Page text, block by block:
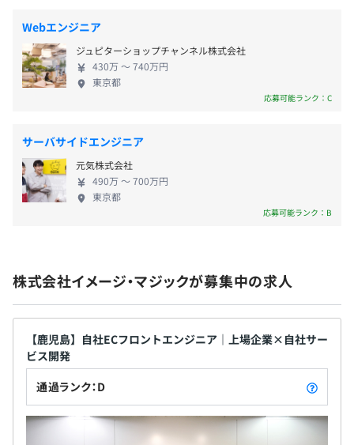
スタマサポートまですべての悩みを解決するFulfillment
サービス。
コロナ禍にも負けない「強い物販」を実現します。
https://imagemagic.jp/encoma/
〜誰でも無料で開設・購入できるアパレルショップECサ
イト〜
無料で誰でもデザイナーズアパレルショップが作れる通販
プラットフォーム。
注文をお受けしてから生地への印刷・縫製を行うため、ア
◾️『tukutte（ツクッテ）』
成アプリ〜
手描きの絵やスマホの画像をアップロードするだけで、グ
ッズ作成ができるスマホアプリ。
撮影が苦手・面倒という方もシンプルな操作で、絵の撮影
から歪み補正、アイテム注文まで簡単にできます。
賞与:年1~2回(業績に応じて支給)
昇給:年1回あり(その他、特別な業績達成により随時実施)
社会保険完備（健康保険・厚生年金保険、雇用保険・労災
無期雇用
3ヶ月の試用期間があります。
期間中の給与・待遇は変わりません。
ます。今年は上場2年目ということで、社員がより成
長していけるため、研修の制度を大きくブラッシュ
アップしたり、業務を通じて経験を積むことでスキ
ルアップができる環境を整えています。 私たちは社
員の多様性を尊重し、個性的な人材を求めています。
抜擢の風土も根付いていますので、応募いただいた
際は、ご自分の強みをぜひアピールしてください。
当社でのキャリアをイメージしながら、自信を持っ
て応募していただければ幸いです。 《主なサービス
town』 ◾️エンコマ（エンターテインメント×コマー
ス）『エンタメグッズFulfillment！』 ◾️誰でも無料
で開設・購入できるアパレルショップECサイト
『MEET MY GOODS』 ◾️手描きの絵からグッズ作成が
できるオリジナルグッズ作成アプリ『tukutte（ツク
ッテ）』 ◾️名入れ感覚で作成できるオリジナルマー
ク・グッズ作成アプリ『+mark』 ◾️人気のキャラクタ
ーを身近なものに簡単にプリントしてアレンジを楽
しむ『キャラぴた』 など
Webエンジニア
ジュピターショップチャンネル株式会社
430万 〜 740万円
東京都
応募可能ランク：C
サーバサイドエンジニア
元気株式会社
490万 〜 700万円
東京都
応募可能ランク：B
株式会社イメージ・マジックが募集中の求人
【鹿児島】自社ECフロントエンジニア｜上場企業×自社サー
ビス開発
通過ランク：D